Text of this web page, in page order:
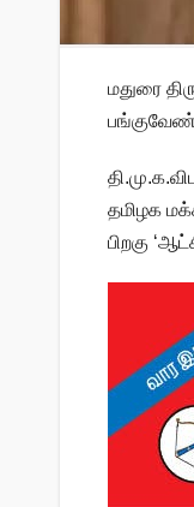
மதுரை
தமிழக
பிறகு